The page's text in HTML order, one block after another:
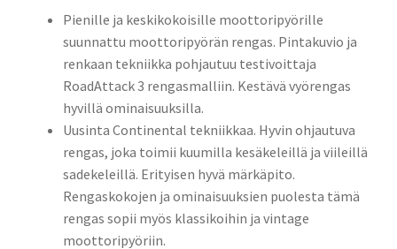
Pienille ja keskikokoisille moottoripyörille
suunnattu moottoripyörän rengas. Pintakuvio ja
renkaan tekniikka pohjautuu testivoittaja
RoadAttack 3 rengasmalliin. Kestävä vyörengas
hyvillä ominaisuuksilla.
Uusinta Continental tekniikkaa. Hyvin ohjautuva
rengas, joka toimii kuumilla kesäkeleillä ja viileillä
sadekeleillä. Erityisen hyvä märkäpito.
Rengaskokojen ja ominaisuuksien puolesta tämä
rengas sopii myös klassikoihin ja vintage
moottoripyöriin.